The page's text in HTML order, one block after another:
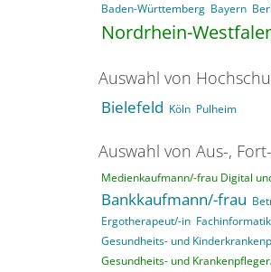
Baden-Württemberg Bayern
Nordrhein-
Auswahl von
Bielefeld Köln Pulheim
Auswahl von Aus-,
Medienkaufmann/-frau Digital
Bankkaufmann/-frau
Ergotherapeut/-in
Gesundheits- und
Gesundheits- und